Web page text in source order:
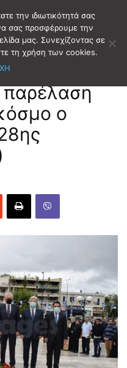
παρέλαση
ο
την ιδιωτικότητά σας
σας προσφέρουμε την
μας. Συνεχίζοντας σε
τη χρήση των cookies.